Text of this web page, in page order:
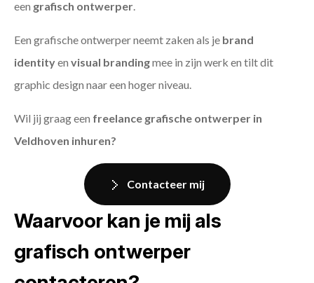
een grafisch ontwerper
Een grafische ontwerper neemt zaken als je brand
identityen visual brandingmee in zijn werk en tilt dit
graphic design naar een hoger niveau.
Wil jij graag een freelance grafische ontwerper in
Veldhoven inhuren?
Contacteer mij
Waarvoor kan je mij als
grafisch ontwerper